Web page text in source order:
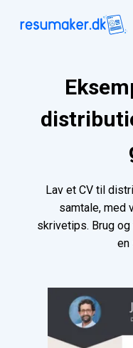
Lav et CV til
samtale, med
skrivetips. Brug
en